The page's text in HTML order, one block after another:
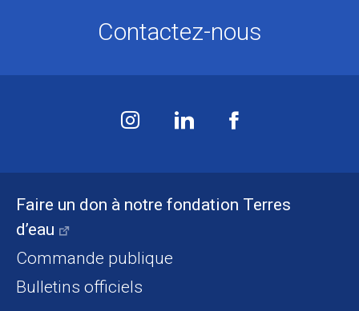
Faire un don à notre fondation Terres
d’eau
Commande publique
Bulletins officiels
Contactez-nous